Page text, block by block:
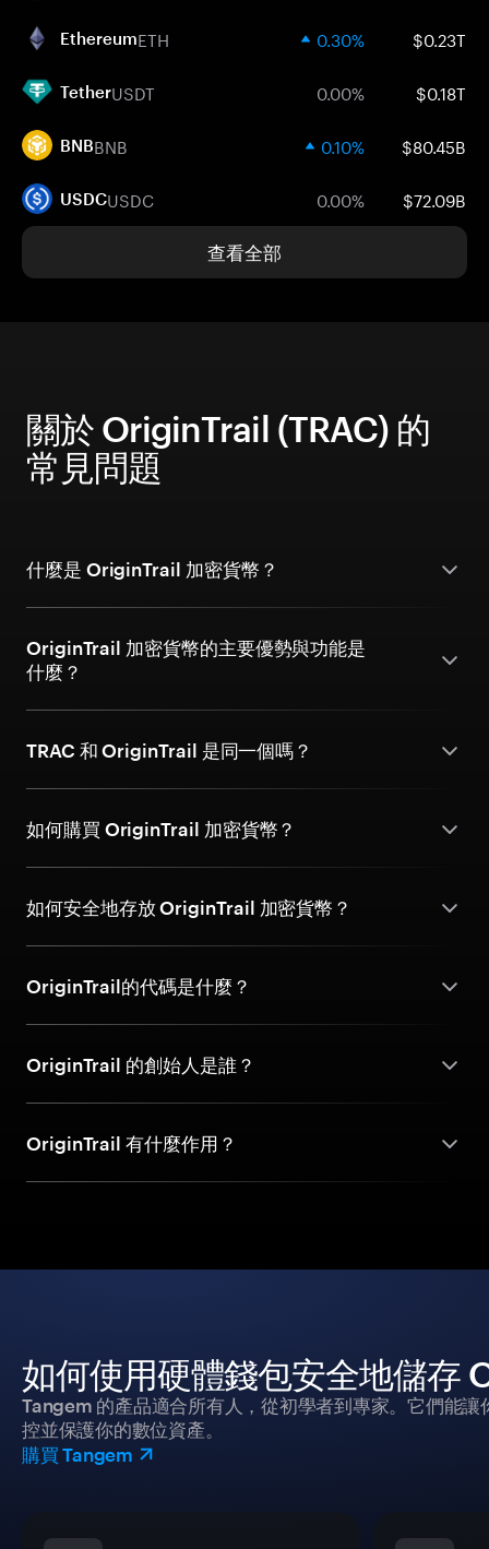
EthereumETH 0.30% $0.23T
TetherUSDT 0.00% $0.18T
BNBBNB 0.10% $80.45B
USDCUSDC 0.00% $72.09B
查看全部
關於 OriginTrail (TRAC) 的
常見問題
什麼是 OriginTrail 加密貨幣？
OriginTrail 加密貨幣的主要優勢與功能是
什麼？
TRAC 和 OriginTrail 是同一個嗎？
如何購買 OriginTrail 加密貨幣？
如何安全地存放 OriginTrail 加密貨幣？
OriginTrail的代碼是什麼？
OriginTrail 的創始人是誰？
OriginTrail 有什麼作用？
如何使用硬體錢包安全地儲存
Tangem 的產品適合所有人，從初學者到專家。它們能
控並保護你的數位資產。
購買 Tangem